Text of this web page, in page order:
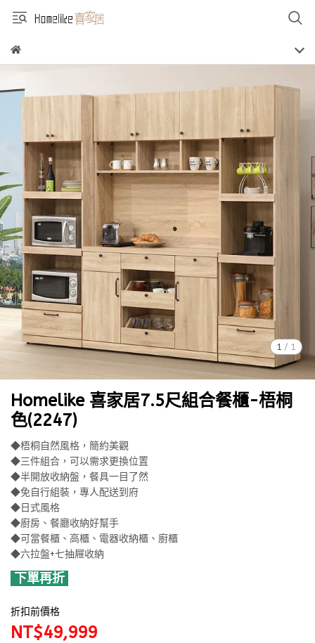
1 / 1
Homelike 喜家居7.5尺組合餐櫃-梧桐
色(2247)
◆梧桐自然風格，簡約美觀
◆三件組合，可以需求更換位置
◆半開放收納盤，餐具一目了然
◆免自行組裝，專人配送到府
◆日式風格
◆廚房、餐廳收納好幫手
◆可當餐櫃、高櫃、電器收納櫃、廚櫃
◆六拉盤+七抽屜收納
下單再折
折扣前價格
NT$49,999